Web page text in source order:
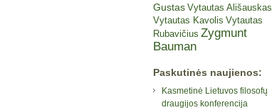
Gustas Vytautas Ališauskas
Vytautas Kavolis Vytautas
Rubavičius Zygmunt
Bauman
Paskutinės naujienos:
Kasmetinė Lietuvos filosofų
draugijos konferencija